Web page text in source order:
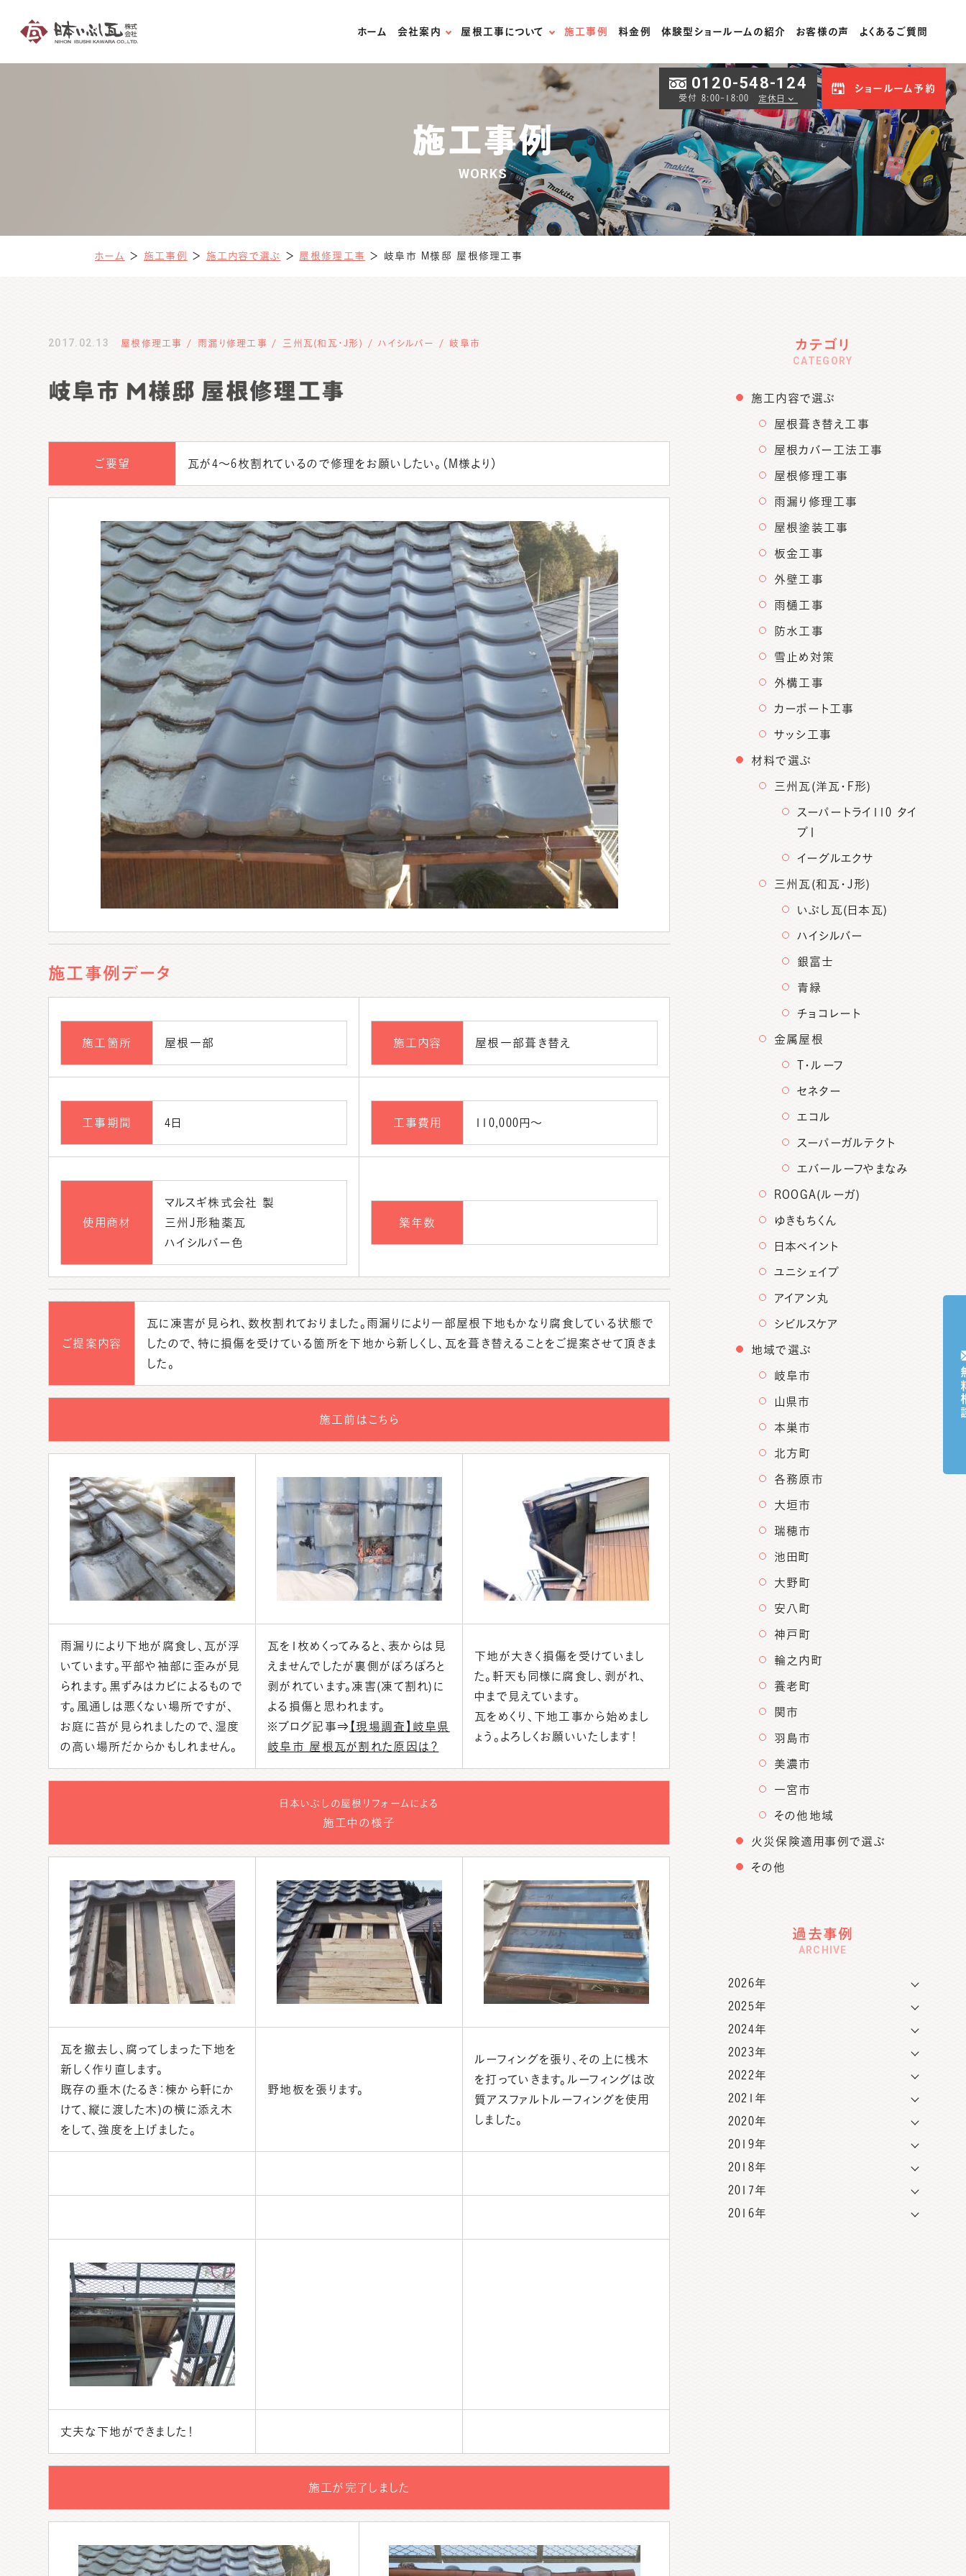
ホーム 会社案内
天窓専門店
屋根工事について
屋根リフォームの流れ
火災保険の適用について
施工事例 料金例 体験型ショールームの紹介 お客様の声 よくあるご質問
0120-548-124
受付 8:00-18:00 定休日
ショールーム予約
無
施工事例
WORKS
ホーム ＞ 施工事例 ＞ 施工内容で選ぶ ＞ 屋根修理工事 ＞ 岐阜市 M様邸 屋根修理工事
2017.02.13 屋根修理工事 雨漏り修理工事 三州瓦(和瓦・J形) ハイシルバー 岐阜市
岐阜市 M様邸 屋根修理工事
ご要望 瓦が4～6枚割れているので修理をお願いしたい。（M様より）
施工事例データ
施工箇所 屋根一部 施工内容 屋根一部葺き替え
工事期間 4日 工事費用 110,000円～
使用商材
マルスギ株式会社 製
三州J形釉薬瓦
ハイシルバー色
築年数
ご提案内容
瓦に凍害が見られ、数枚割れておりました。雨漏りにより一部屋根下地もかなり腐食している状態で
したので、特に損傷を受けている箇所を下地から新しくし、瓦を葺き替えることをご提案させて頂きま
した。
施工前はこちら
雨漏りにより下地が腐食し、瓦が浮
いています。平部や袖部に歪みが見
られます。黒ずみはカビによるもので
す。風通しは悪くない場所ですが、
お庭に苔が見られましたので、湿度
の高い場所だからかもしれません。
瓦を1枚めくってみると、表からは見
えませんでしたが裏側がぽろぽろと
剥がれています。凍害(凍て割れ)に
よる損傷と思われます。
※ブログ記事⇒ 【現場調査】岐阜県
岐阜市 屋根瓦が割れた原因は？
下地が大きく損傷を受けていまし
た。軒天も同様に腐食し、剥がれ、
中まで見えています。
瓦をめくり、下地工事から始めまし
ょう。よろしくお願いいたします！
日本いぶしの屋根リフォームによる
施工中の様子
瓦を撤去し、腐ってしまった下地を
新しく作り直します。
既存の垂木(たるき：棟から軒にか
けて、縦に渡した木)の横に添え木
をして、強度を上げました。
野地板を張ります。
ルーフィングを張り、その上に桟木
を打っていきます。ルーフィングは改
質アスファルトルーフィングを使用
しました。
丈夫な下地ができました！
施工が完了しました
カテゴリ
CATEGORY
施工内容で選ぶ
屋根葺き替え工事
屋根カバー工法工事
屋根修理工事
雨漏り修理工事
屋根塗装工事
板金工事
外壁工事
雨樋工事
防水工事
雪止め対策
外構工事
カーポート工事
サッシ工事
材料で選ぶ
三州瓦(洋瓦・F形)
スーパートライ110 タイ
プⅠ
イーグルエクサ
三州瓦(和瓦・J形)
いぶし瓦(日本瓦)
ハイシルバー
銀富士
青緑
チョコレート
金属屋根
T・ルーフ
セネター
エコル
スーパーガルテクト
エバールーフやまなみ
ROOGA(ルーガ)
ゆきもちくん
日本ペイント
ユニシェイプ
アイアン丸
シビルスケア
地域で選ぶ
岐阜市
山県市
本巣市
北方町
各務原市
大垣市
瑞穂市
池田町
大野町
安八町
神戸町
輪之内町
養老町
関市
羽島市
美濃市
一宮市
その他地域
火災保険適用事例で選ぶ
その他
過去事例
ARCHIVE
2026年
2025年
2024年
2023年
2022年
2021年
2020年
2019年
2018年
2017年
2016年